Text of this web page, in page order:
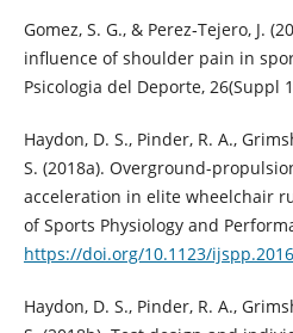
Gomez, S. G., & Perez‐Tejero, J.
influence of shoulder pain in
Psicologia del Deporte, 26(Suppl
Haydon, D. S., Pinder, R. A.,
S. (2018a). Overground-
acceleration in elite wheelchair
of Sports Physiology and
https://doi.org/10.1123/
Haydon, D. S., Pinder, R. A.,